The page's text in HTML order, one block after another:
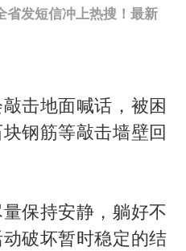
省发短信冲上热搜！最新
击地面喊话，被困
钢筋等敲击墙壁回
保持安静，躺好不
破坏暂时稳定的结